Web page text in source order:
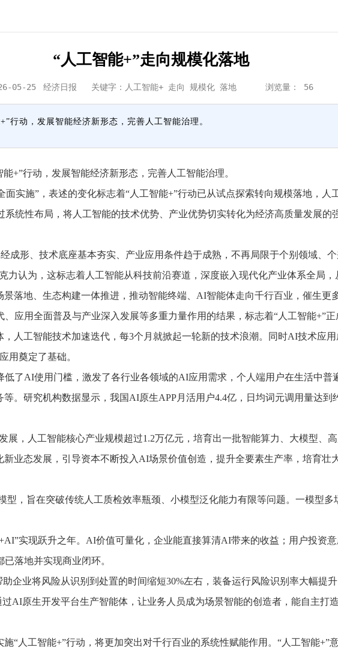
“人工智能+”走向规模化落地
05-25 经济日报 关键字：人工智能+ 走向 规模化 落地 浏览量： 56
行动，发展智能经济新形态，完善人工智能治理。
行动，发展智能经济新形态，完善人工智能治理。
实施”，表述的变化标志着“人工智能+”行动已从试点探索转向规模落地，人
统性布局，将人工智能的技术优势、产业优势切实转化为经济高质量发展的
形、技术底座基本夯实、产业应用条件趋于成熟，不再局限于个别领域、
力认为，这标志着人工智能从科技前沿赛道，深度嵌入现代化产业体系全局
落地、生态构建一体推进，推动智能终端、AI智能体走向千行百业，催生更
用全面普及与产业深入发展等多重力量作用的结果，标志着“人工智能+”正
工智能技术加速迭代，每3个月就掀起一轮新的技术浪潮。同时AI技术应用
用奠定了基础。
AI使用门槛，激发了各行业各领域的AI应用需求，个人端用户在生活中普
。研究机构数据显示，我国AI原生APP月活用户4.4亿，日均词元调用量达到
，人工智能核心产业规模超过1.2万亿元，培育出一批智能算力、大模型、
业态发展，引导资本不断投入AI场景价值创造，提升全要素生产率，培育壮
，旨在突破传统人工质检效率瓶颈、小模型泛化能力有限等问题。一模型多
实现跃升之年。AI价值可量化，企业能直接算清AI带来的收益；用户投资
落地并实现商业闭环。
业将风险从识别到处置的时间缩短30%左右，装备运行风险识别率大幅提
AI原生开发平台生产智能体，让业务人员成为场景智能的创造者，能自主打
人工智能+”行动，将更加突出对千行百业的系统性赋能作用。“人工智能+”